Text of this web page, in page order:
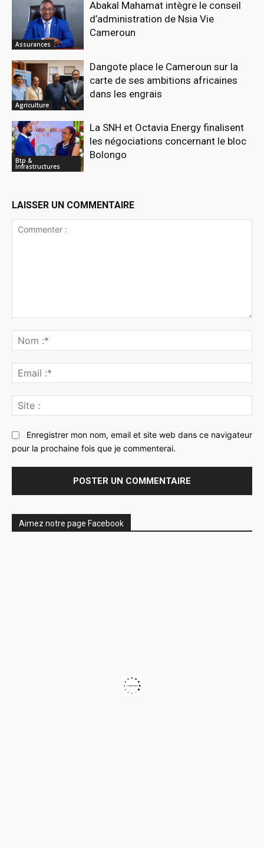
Assurances
Abakal Mahamat intègre le conseil
d’administration de Nsia Vie
Cameroun
Agriculture
Dangote place le Cameroun sur la
carte de ses ambitions africaines
dans les engrais
Btp &
Infrastructures
La SNH et Octavia Energy finalisent
les négociations concernant le bloc
Bolongo
LAISSER UN COMMENTAIRE
:*
:*
:
Enregistrer mon nom, email et site web dans ce navigateur
pour la prochaine fois que je commenterai.
Aimez notre page Facebook